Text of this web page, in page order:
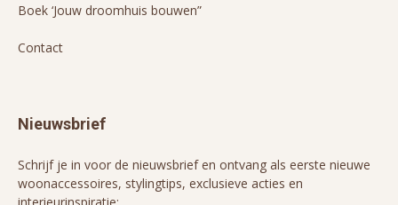
Boek ‘Jouw droomhuis bouwen”
Contact
Nieuwsbrief
Schrijf je in voor de nieuwsbrief en ontvang als eerste nieuwe
woonaccessoires, stylingtips, exclusieve acties en
interieurinspiratie: